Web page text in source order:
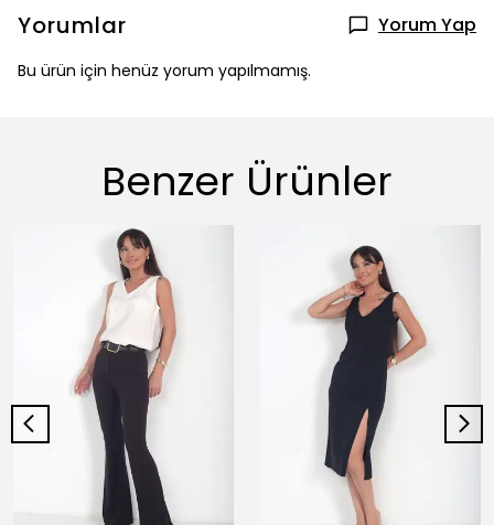
Yorumlar Yorum Yap
Bu ürün için henüz yorum yapılmamış.
Benzer Ürünler